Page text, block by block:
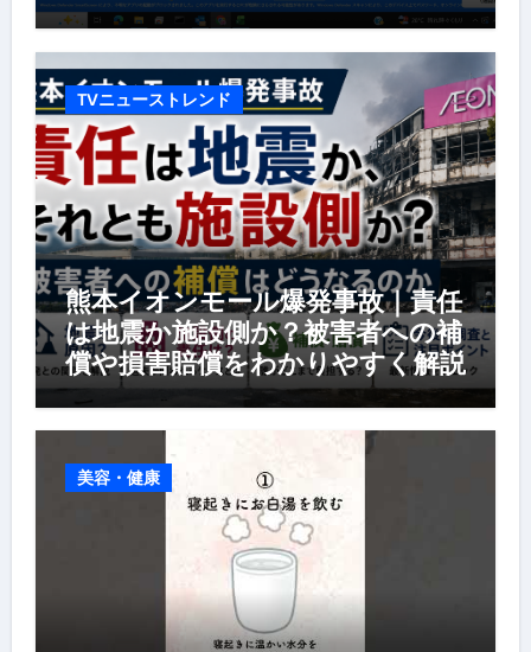
TVニューストレンド
熊本イオンモール爆発事故｜責任
は地震か施設側か？被害者への補
償や損害賠償をわかりやすく解説
美容・健康